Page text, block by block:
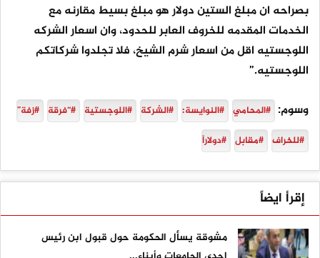
بصراحه ان مبلغ الستين دولار هو مبلغ بسيط مقارنه مع
الخدمات المقدمه للخروف العابر للحدود، وان اسعار الشركه
اللوجستيه اقل من اسعار شرم الشيخ، فلا تجلدوا شركاتكم
اللوجستيه.”
وسوم: #المحامي #النوايسة: #الشركة #اللوجستية #“فرقة #زفة”
#للخراف #مقابل #دولاراً
إقرأ ايضاً
مشوقة يسأل الحكومة حول قبول ابن رئيس